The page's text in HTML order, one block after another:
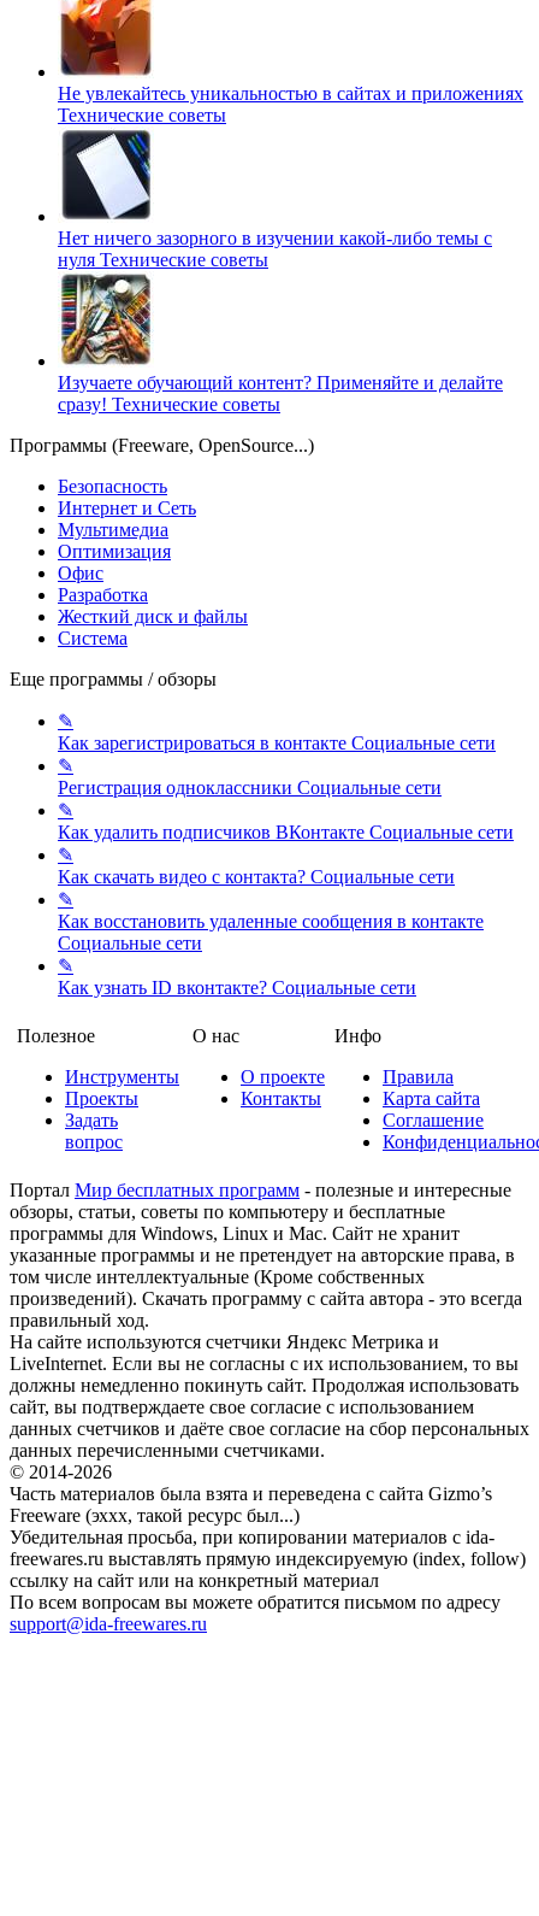
Не увлекайтесь уникальностью в сайтах и приложениях
Технические советы
Нет ничего зазорного в изучении какой-либо темы с
нуля Технические советы
Изучаете обучающий контент? Применяйте и делайте
сразу! Технические советы
Программы (Freeware, OpenSource...)
Безопасность
Интернет и Сеть
Мультимедиа
Оптимизация
Офис
Разработка
Жесткий диск и файлы
Система
Еще программы / обзоры
✎
Как зарегистрироваться в контакте Социальные сети
✎
Регистрация одноклассники Социальные сети
✎
Как удалить подписчиков ВКонтакте Социальные сети
✎
Как скачать видео с контакта? Социальные сети
✎
Как восстановить удаленные сообщения в контакте
Социальные сети
✎
Как узнать ID вконтакте? Социальные сети
Полезное
Инструменты
Проекты
Задать
вопрос
О нас
О проекте
Контакты
Инфо
Правила
Карта сайта
Соглашение
Портал Мир бесплатных программ - полезные и интересные
обзоры, статьи, советы по компьютеру и бесплатные
программы для Windows, Linux и Mac. Сайт не хранит
указанные программы и не претендует на авторские права, в
том числе интеллектуальные (Кроме собственных
произведений). Скачать программу с сайта автора - это всегда
правильный ход.
На сайте используются счетчики Яндекс Метрика и
LiveInternet. Если вы не согласны с их использованием, то вы
должны немедленно покинуть сайт. Продолжая использовать
сайт, вы подтверждаете свое согласие с использованием
данных счетчиков и даёте свое согласие на сбор персональных
данных перечисленными счетчиками.
© 2014-2026
Часть материалов была взята и переведена с сайта Gizmo’s
Freeware (эххх, такой ресурс был...)
Убедительная просьба, при копировании материалов с ida-
freewares.ru выставлять прямую индексируемую (index, follow)
ссылку на сайт или на конкретный материал
По всем вопросам вы можете обратится письмом по адресу
support@ida-freewares.ru